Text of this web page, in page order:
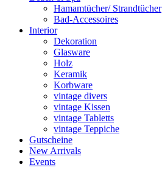
Hamamtücher/ Strandtücher
Bad-Accessoires
Interior
Dekoration
Glasware
Holz
Keramik
Korbware
vintage divers
vintage Kissen
vintage Tabletts
vintage Teppiche
Gutscheine
New Arrivals
Events